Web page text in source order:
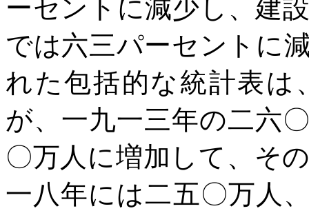
ーセントに減少し、建
では六三パーセントに
れた包括的な統計表は
が、一九一三年の二六
〇万人に増加して、そ
一八年には二五〇万人